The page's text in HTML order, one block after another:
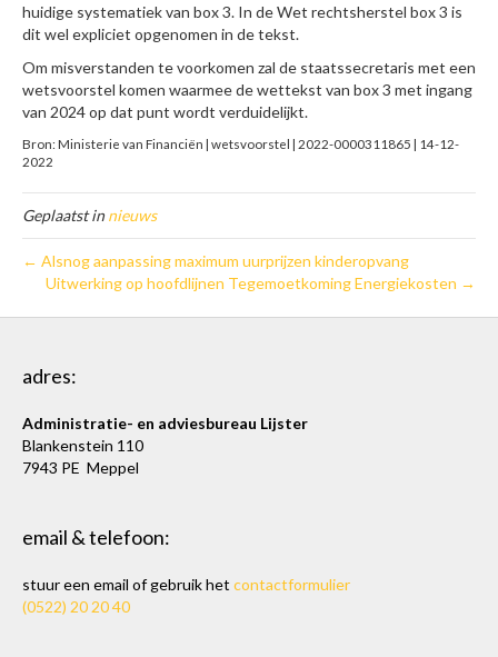
huidige systematiek van box 3. In de Wet rechtsherstel box 3 is
dit wel expliciet opgenomen in de tekst.
Om misverstanden te voorkomen zal de staatssecretaris met een
wetsvoorstel komen waarmee de wettekst van box 3 met ingang
van 2024 op dat punt wordt verduidelijkt.
Bron: Ministerie van Financiën | wetsvoorstel | 2022-0000311865 | 14-12-
2022
Geplaatst innieuws
← Alsnog aanpassing maximum uurprijzen kinderopvang
Uitwerking op hoofdlijnen Tegemoetkoming Energiekosten →
adres:
Administratie- en adviesbureau Lijster
Blankenstein 110
7943 PE Meppel
email & telefoon:
stuur een email of gebruik het contactformulier
(0522) 20 20 40